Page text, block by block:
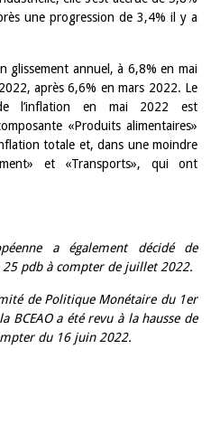
une progression de 3,4% il y a
glissement annuel, à 6,8% en mai
après 6,6% en mars 2022. Le
l’inflation en mai 2022 est
«Produits alimentaires»
totale et, dans une moindre
et «Transports», qui ont
a également décidé de
pdb à compter de juillet 2022.
de Politique Monétaire du 1er
a été revu à la hausse de
du 16 juin 2022.